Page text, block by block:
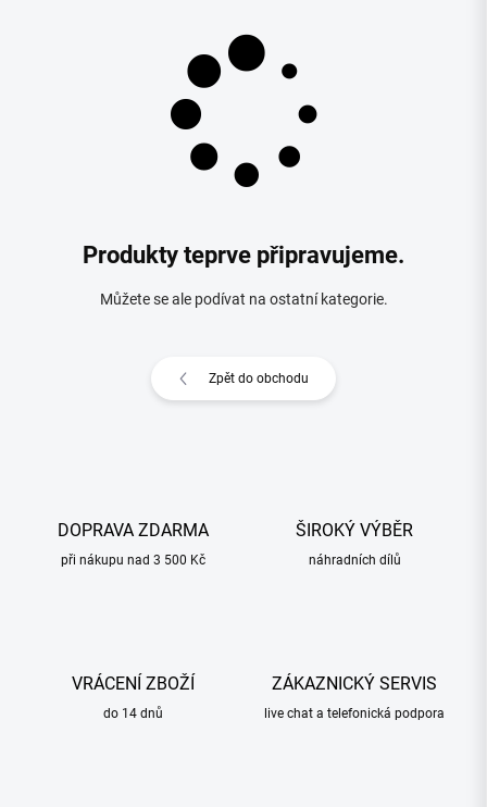
Produkty teprve připravujeme.
Můžete se ale podívat na ostatní kategorie.
Zpět do obchodu
DOPRAVA ZDARMA
při nákupu nad 3 500 Kč
ŠIROKÝ VÝBĚR
náhradních dílů
VRÁCENÍ ZBOŽÍ
do 14 dnů
ZÁKAZNICKÝ SERVIS
live chat a telefonická podpora